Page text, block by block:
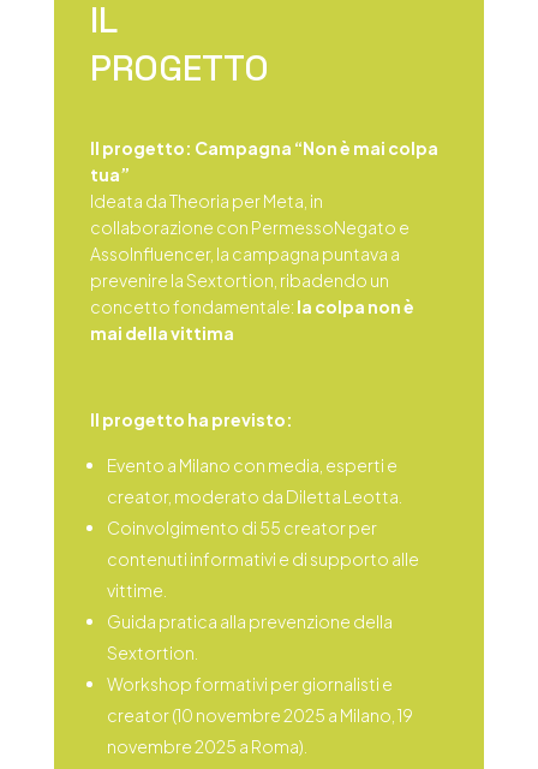
IL
PROGETTO
Il progetto: Campagna “Non è mai colpa
tua”
Ideata da Theoria per Meta, in
collaborazione con PermessoNegato e
AssoInfluencer, la campagna puntava a
prevenire la Sextortion, ribadendo un
concetto fondamentale: la colpa non è
mai della vittima
Il progetto ha previsto:
Evento a Milano con media, esperti e
creator, moderato da Diletta Leotta.
Coinvolgimento di 55 creator per
contenuti informativi e di supporto alle
vittime.
Guida pratica alla prevenzione della
Sextortion.
Workshop formativi per giornalisti e
creator (10 novembre 2025 a Milano, 19
novembre 2025 a Roma).